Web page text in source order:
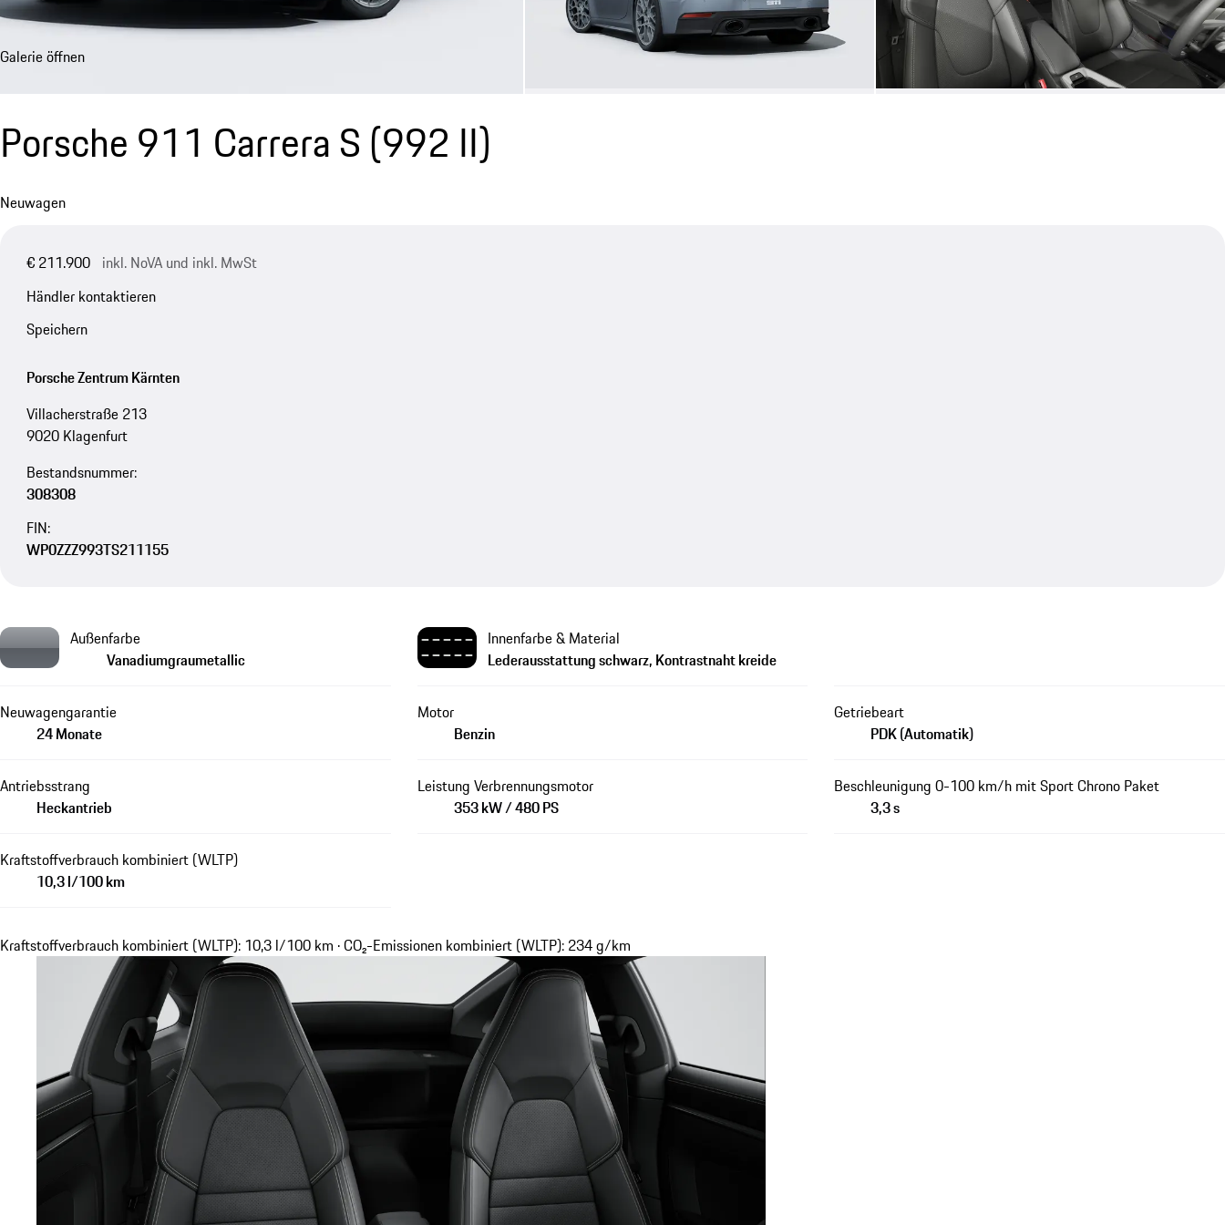
Galerie öffnen
Porsche 911 Carrera S (992 II)
Neuwagen
€ 211.900 inkl. NoVA und inkl. MwSt
Händler kontaktieren
Speichern
Porsche Zentrum Kärnten
Villacherstraße 213
9020 Klagenfurt
Bestandsnummer:
308308
FIN:
WP0ZZZ993TS211155
Außenfarbe
Vanadiumgraumetallic
Innenfarbe & Material
Lederausstattung schwarz, Kontrastnaht kreide
Neuwagengarantie
24 Monate
Motor
Benzin
Getriebeart
PDK (Automatik)
Antriebsstrang
Heckantrieb
Leistung Verbrennungsmotor
353 kW / 480 PS
Beschleunigung 0-100 km/h mit Sport Chrono Paket
3,3 s
Kraftstoffverbrauch kombiniert (WLTP)
10,3 l/100 km
Kraftstoffverbrauch kombiniert (WLTP): 10,3 l/100 km · CO₂-Emissionen kombiniert (WLTP): 234 g/km